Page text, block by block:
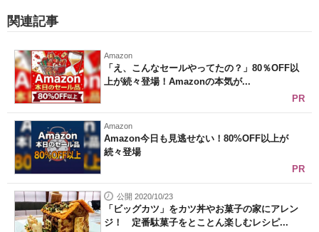
関連記事
Amazon
「え、こんなセールやってたの？」80％OFF以
上が続々登場！Amazonの本気が...
PR
Amazon
Amazon今日も見逃せない！80%OFF以上が
続々登場
PR
公開 2020/10/23
「ビッグカツ」をカツ丼やお菓子の家にアレン
ジ！ 定番駄菓子をとことん楽しむレシピ...